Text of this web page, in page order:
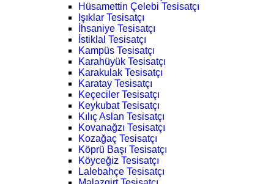
Hüsamettin Çelebi Tesisatçı
Işıklar Tesisatçı
İhsaniye Tesisatçı
İstiklal Tesisatçı
Kampüs Tesisatçı
Karahüyük Tesisatçı
Karakulak Tesisatçı
Karatay Tesisatçı
Keçeciler Tesisatçı
Keykubat Tesisatçı
Kılıç Aslan Tesisatçı
Kovanağzı Tesisatçı
Kozağaç Tesisatçı
Köprü Başı Tesisatçı
Köyceğiz Tesisatçı
Lalebahçe Tesisatçı